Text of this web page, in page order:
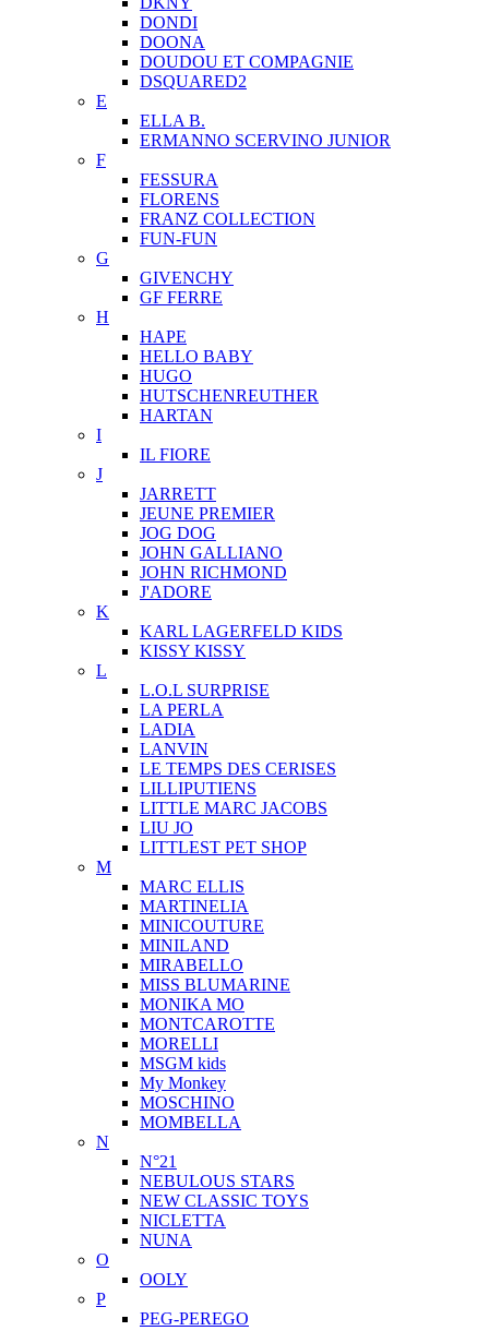
DONDI
DOONA
DOUDOU ET COMPAGNIE
DSQUARED2
E
ELLA B.
ERMANNO SCERVINO JUNIOR
F
FESSURA
FLORENS
FRANZ COLLECTION
FUN-FUN
G
GIVENCHY
GF FERRE
H
HAPE
HELLO BABY
HUGO
HUTSCHENREUTHER
HARTAN
I
IL FIORE
J
JARRETT
JEUNE PREMIER
JOG DOG
JOHN GALLIANO
JOHN RICHMOND
J'ADORE
K
KARL LAGERFELD KIDS
KISSY KISSY
L
L.O.L SURPRISE
LA PERLA
LADIA
LANVIN
LE TEMPS DES CERISES
LILLIPUTIENS
LITTLE MARC JACOBS
LIU JO
LITTLEST PET SHOP
M
MARC ELLIS
MARTINELIA
MINICOUTURE
MINILAND
MIRABELLO
MISS BLUMARINE
MONIKA MO
MONTCAROTTE
MORELLI
MSGM kids
My Monkey
MOSCHINO
MOMBELLA
N
N°21
NEBULOUS STARS
NEW CLASSIC TOYS
NICLETTA
NUNA
O
OOLY
P
PEG-PEREGO